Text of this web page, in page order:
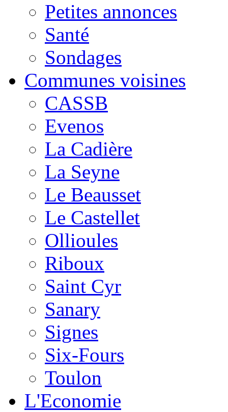
Petites annonces
Santé
Sondages
Communes voisines
CASSB
Evenos
La Cadière
La Seyne
Le Beausset
Le Castellet
Ollioules
Riboux
Saint Cyr
Sanary
Signes
Six-Fours
Toulon
L'Economie